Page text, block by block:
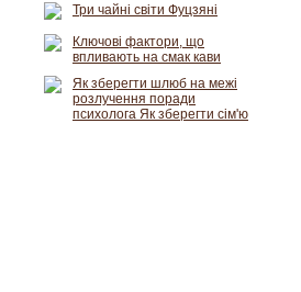
Три чайні світи Фуцзяні
Ключові фактори, що
впливають на смак кави
Як зберегти шлюб на межі
розлучення поради
психолога Як зберегти сім'ю